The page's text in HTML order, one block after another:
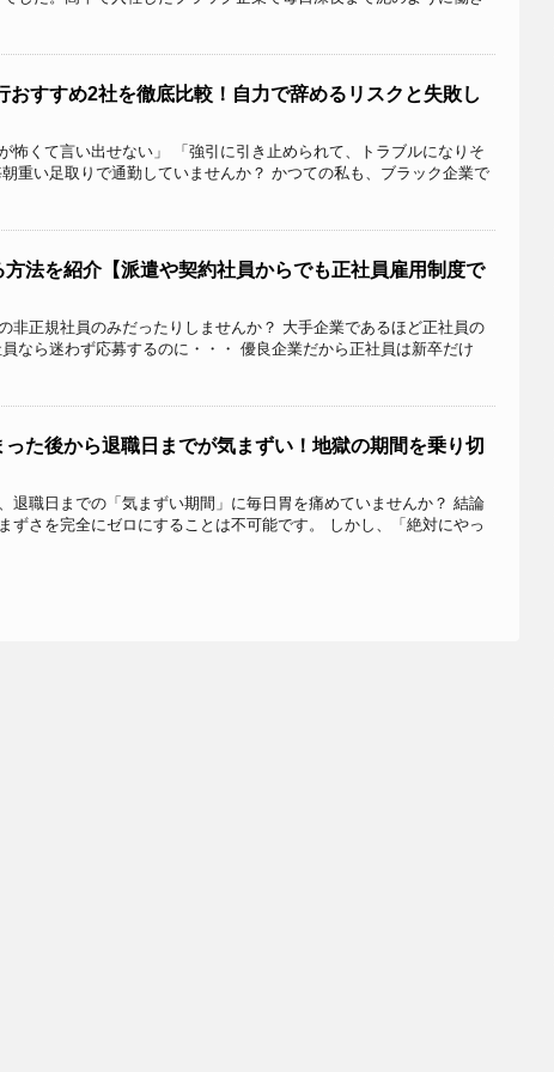
おすすめ2社を徹底比較！自力で辞めるリスクと失敗し
怖くて言い出せない」 「強引に引き止められて、トラブルになりそ
重い足取りで通勤していませんか？ かつての私も、ブラック企業で
法を紹介【派遣や契約社員からでも正社員雇用制度で
非正規社員のみだったりしませんか？ 大手企業であるほど正社員の
なら迷わず応募するのに・・・ 優良企業だから正社員は新卒だけ
た後から退職日までが気まずい！地獄の期間を乗り切
退職日までの「気まずい期間」に毎日胃を痛めていませんか？ 結論
ずさを完全にゼロにすることは不可能です。 しかし、「絶対にやっ